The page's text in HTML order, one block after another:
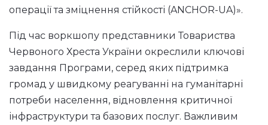
операції та зміцнення стійкості (ANCHOR-UA)».
Під час воркшопу представники Товариства
Червоного Хреста України окреслили ключові
завдання Програми, серед яких підтримка
громад у швидкому реагуванні на гуманітарні
потреби населення, відновлення критичної
інфраструктури та базових послуг. Важливим